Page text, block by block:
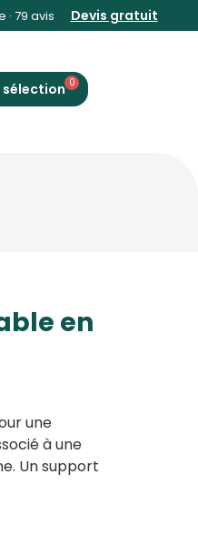
· 79 avis Devis gratuit
0
en
une
à une
Un support